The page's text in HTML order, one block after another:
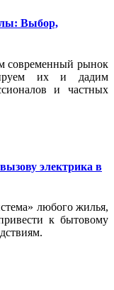
Выбор,
современный рынок
их и дадим
и частных
электрика в
любого жилья,
к бытовому